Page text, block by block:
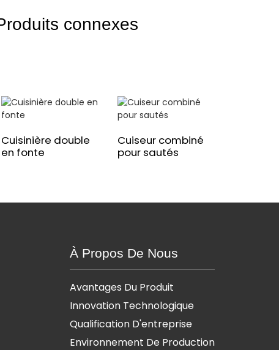
connexes
Cuisinière double
en fonte
Cuiseur combiné
pour sautés
À Propos De Nous
Avantages Du Produit
Innovation Technologique
Qualification D'entreprise
Environnement De Production